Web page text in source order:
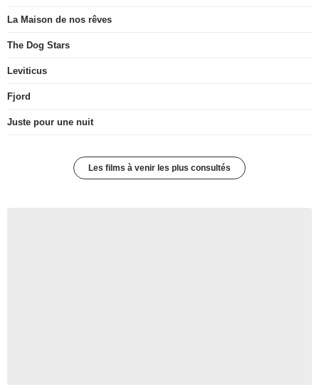
La Maison de nos rêves
The Dog Stars
Leviticus
Fjord
Juste pour une nuit
Les films à venir les plus consultés